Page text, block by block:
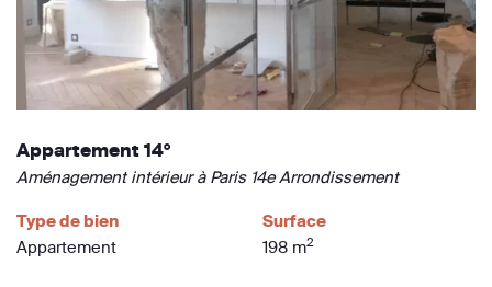
Appartement 14°
Aménagement intérieur à Paris 14e Arrondissement
Type de bien
Appartement
Surface
198 m2